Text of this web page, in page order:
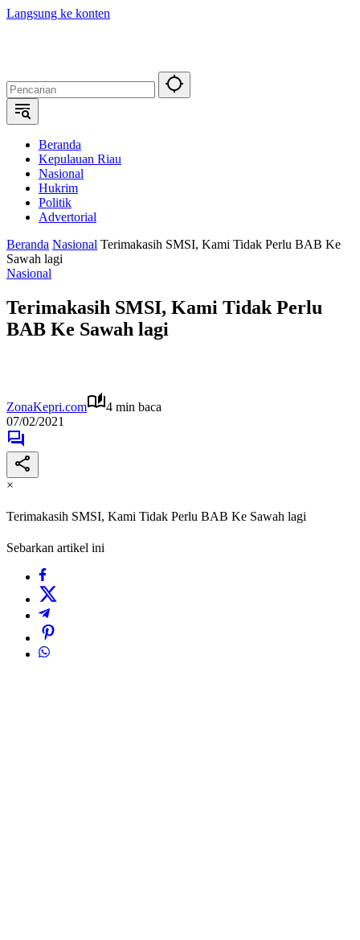
Langsung ke konten
Beranda
Kepulauan Riau
Nasional
Hukrim
Politik
Advertorial
Beranda Nasional Terimakasih SMSI, Kami Tidak Perlu BAB Ke
Sawah lagi
Nasional
Terimakasih SMSI, Kami Tidak Perlu
BAB Ke Sawah lagi
ZonaKepri.com
4 min baca
07/02/2021
×
Terimakasih SMSI, Kami Tidak Perlu BAB Ke Sawah lagi
Sebarkan artikel ini